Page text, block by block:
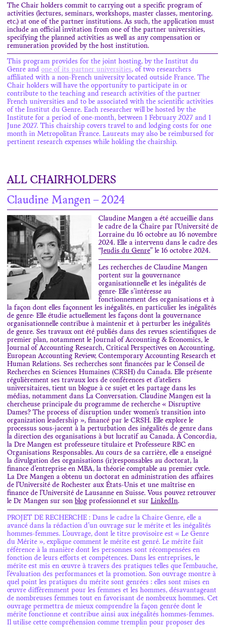
The Chair holders commit to carrying out a specific program of
activities (lectures, seminars, workshops, master classes, mentoring,
etc.) at one of the partner institutions. As such, the application must
include an official invitation from one of the partner universities,
specifying the planned activities as well as any compensation or
remuneration provided by the host institution.
This program provides for the joint hosting, by the Institut du
Genre and one of its partner universities, of two researchers
affiliated with a non-French university located outside France. The
Chair holders will have the opportunity to participate in or
contribute to the teaching and research activities of the partner
French universities and to be associated with the scientific activities
of the Institut du Genre. Each researcher will be hosted by the
Institute for a period of one-month, between 1 February 2027 and 1
June 2027. This chairship covers travel to and lodging costs for one
month in Metropolitan France. Laureats may also be reimbursed for
pertinent research expenses while holding the chairship.
ALL CHAIRHOLDERS
Claudine Mangen – 2024
Claudine Mangen a été accueillie dans
le cadre de la Chaire par l’Université de
Lorraine du 16 octobre au 16 novembre
2024. Elle a intervenu dans le cadre des
“Jeudis du Genre” le 16 octobre 2024.
Les recherches de Claudine Mangen
portent sur la gouvernance
organisationnelle et les inégalités de
genre.. Elle s’intéresse au
fonctionnement des organisations et à
la façon dont elles façonnent les inégalités, en particulier les inégalités
de genre.. Elle étudie actuellement les façons dont la gouvernance
organisationnelle contribue à maintenir et à perturber les inégalités
de genre. Ses travaux ont été publiés dans des revues scientifiques de
premier plan, notamment le Journal of Accounting & Economics, le
Journal of Accounting Research, Critical Perspectives on Accounting,
European Accounting Review, Contemporary Accounting Research et
Human Relations. Ses recherches sont financées par le Conseil de
Recherches en Sciences Humaines (CRSH) du Canada. Elle présente
régulièrement ses travaux lors de conférences et d’ateliers
universitaires, tient un blogue à ce sujet et les partage dans les
médias, notamment dans La Conversation. Claudine Mangen est la
chercheuse principale du programme de recherche « Disruptive
Dames? The process of disruption under women’s transition into
organization leadership », financé par le CRSH. Elle explore le
processus sous-jacent à la perturbation des inégalités de genre dans
la direction des organisations à but lucratif au Canada. À Concordia,
la Dre Mangen est professeure titulaire et Professeure RBC en
Organisations Responsables. Au cours de sa carrière, elle a enseigné
la divulgation des organisations (ir)responsables au doctorat, la
finance d’entreprise en MBA, la théorie comptable au premier cycle.
La Dre Mangen a obtenu un doctorat en administration des affaires
de l’Université de Rochester aux États-Unis et une maîtrise en
finance de l’Université de Lausanne en Suisse. Vous pouvez retrouver
le Dr Mangen sur son blog professionnel et sur LinkedIn.
PROJET DE RECHERCHE : Dans le cadre la Chaire Genre, elle a
avancé dans la rédaction d’un ouvrage sur le mérite et les inégalités
hommes-femmes. L’ouvrage, dont le titre provisoire est « Le Genre
du Mérite », explique comment le mérite est genré. Le mérite fait
référence à la manière dont les personnes sont récompensées en
fonction de leurs efforts et compétences. Dans les entreprises, le
mérite est mis en œuvre à travers des pratiques telles que l’embauche,
l’évaluation des performances et la promotion. Son ouvrage montre à
quel point les pratiques du mérite sont genrées : elles sont mises en
œuvre différemment pour les femmes et les hommes, désavantageant
de nombreuses femmes tout en favorisant de nombreux hommes. Cet
ouvrage permettra de mieux comprendre la façon genrée dont le
mérite fonctionne et contribue ainsi aux inégalités hommes-femmes.
Il utilise cette compréhension comme tremplin pour proposer des